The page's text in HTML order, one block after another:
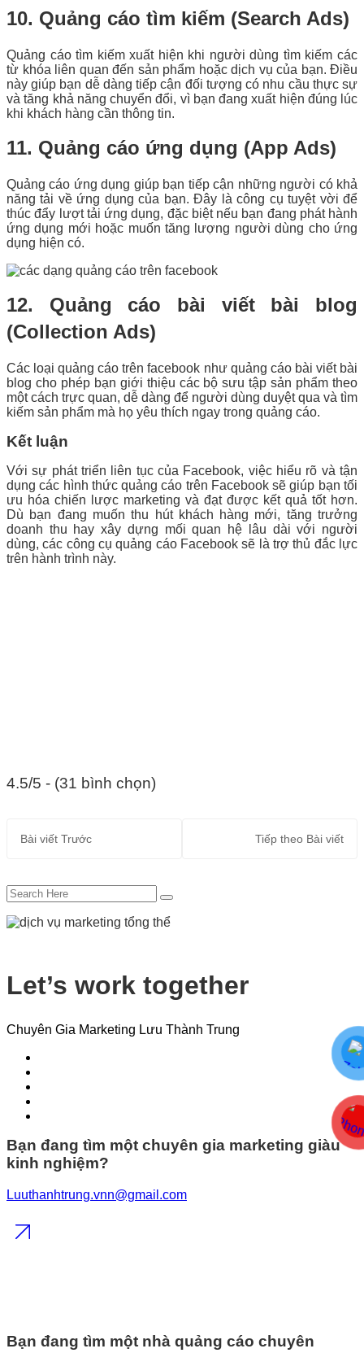
10. Quảng cáo tìm kiếm (Search Ads)
Quảng cáo tìm kiếm xuất hiện khi người dùng tìm kiếm các
từ khóa liên quan đến sản phẩm hoặc dịch vụ của bạn. Điều
này giúp bạn dễ dàng tiếp cận đối tượng có nhu cầu thực sự
và tăng khả năng chuyển đổi, vì bạn đang xuất hiện đúng lúc
khi khách hàng cần thông tin.
11. Quảng cáo ứng dụng (App Ads)
Quảng cáo ứng dụng giúp bạn tiếp cận những người có khả
năng tải về ứng dụng của bạn. Đây là công cụ tuyệt vời để
thúc đẩy lượt tải ứng dụng, đặc biệt nếu bạn đang phát hành
ứng dụng mới hoặc muốn tăng lượng người dùng cho ứng
dụng hiện có.
12. Quảng cáo bài viết bài blog
(Collection Ads)
Các loại quảng cáo trên facebook như quảng cáo bài viết bài
blog cho phép bạn giới thiệu các bộ sưu tập sản phẩm theo
một cách trực quan, dễ dàng để người dùng duyệt qua và tìm
kiếm sản phẩm mà họ yêu thích ngay trong quảng cáo.
Kết luận
Với sự phát triển liên tục của Facebook, việc hiểu rõ và tận
dụng các hình thức quảng cáo trên Facebook sẽ giúp bạn tối
ưu hóa chiến lược marketing và đạt được kết quả tốt hơn.
Dù bạn đang muốn thu hút khách hàng mới, tăng trưởng
doanh thu hay xây dựng mối quan hệ lâu dài với người
dùng, các công cụ quảng cáo Facebook sẽ là trợ thủ đắc lực
trên hành trình này.
4.5/5 - (31 bình chọn)
Bài viết Trước Tiếp theo Bài viết
Let’s work together
Chuyên Gia Marketing Lưu Thành Trung
Bạn đang tìm một chuyên gia marketing giàu
kinh nghiệm?
Luuthanhtrung.vnn@gmail.com
Bạn đang tìm một nhà quảng cáo chuyên